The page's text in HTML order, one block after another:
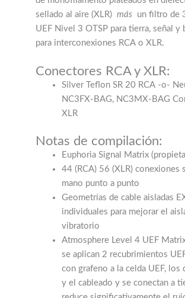
sellado al aire (XLR) más un filtro de
UEF Nivel 3 OTSP para tierra, señal y
para interconexiones RCA o XLR.
Conectores RCA y XLR:
Silver Teflon SR 20 RCA -o-
NC3FX-BAG, NC3MX-BAG
XLR
Notas de compilación:
Euphoria Signal Matrix
44 (RCA) 56 (XLR) conexiones
mano punto a punto
Geometrías de cable aisladas
individuales para mejorar el
vibratorio
Atmosphere Level 4 UEF
se aplican 2 recubrimientos
con grafeno a la celda UEF, los
y el cableado y se conectan a